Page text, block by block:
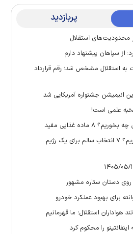
پربازدید
محدودیت‌های استقلال
از سپاهان پیشنهاد دارم
به استقلال مشخص شد؛ رقم قرارداد
انیمیشن جشنواره آمریکایی شد
علمی است!
ماده غذایی مفید
برای کاهش وزن چه بخوریم؟ ۷ انتخاب سالم برای یک رژیم
روی دستان ستاره مشهور
برای بهبود عملکرد خودرو
هواداران استقلال؛ ما قهرمانیم
را محکوم کرد